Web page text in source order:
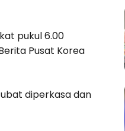
pukul 6.00
Pusat Korea
diperkasa dan